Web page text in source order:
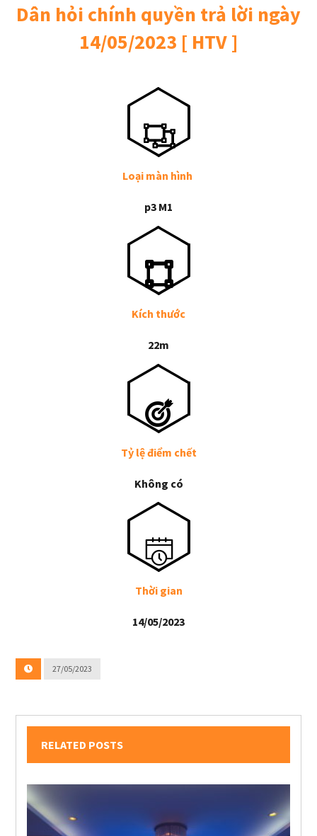
Dân hỏi chính quyền trả lời ngày
14/05/2023 [ HTV ]
Loại màn hình
p3 M1
Kích thước
22m
Tỷ lệ điểm chết
Không có
Thời gian
14/05/2023
27/05/2023
RELATED POSTS